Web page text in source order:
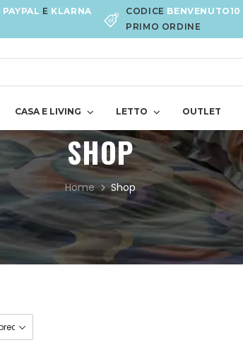
PAYPAL E KLARNA CODICE BENVENUTO10
PRIMO ORDINE
CASA E LIVING LETTO OUTLET
SHOP
Home Shop